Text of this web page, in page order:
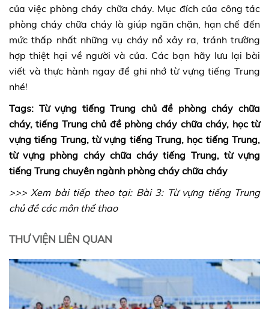
của việc phòng cháy chữa cháy. Mục đích của công tác
phòng cháy chữa cháy là giúp ngăn chặn, hạn chế đến
mức thấp nhất những vụ cháy nổ xảy ra, tránh trường
hợp thiệt hại về người và của. Các bạn hãy lưu lại bài
viết và thực hành ngay để ghi nhớ từ vựng tiếng Trung
nhé!
Tags: Từ vựng tiếng Trung chủ đề phòng cháy chữa
cháy, tiếng Trung chủ đề phòng cháy chữa cháy, học từ
vựng tiếng Trung, từ vựng tiếng Trung, học tiếng Trung,
từ vựng phòng cháy chữa cháy tiếng Trung, từ vựng
tiếng Trung chuyên ngành phòng cháy chữa cháy
>>> Xem bài tiếp theo tại: Bài 3: Từ vựng tiếng Trung
chủ đề các môn thể thao
THƯ VIỆN LIÊN QUAN